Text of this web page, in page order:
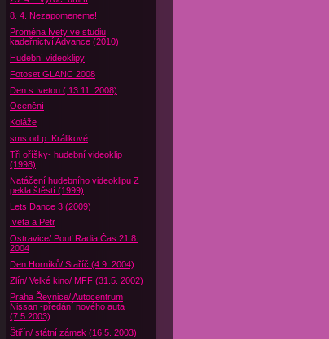
8. 4. Nezapomeneme!
Proměna Ivety ve studiu
kadeřnictví Advance (2010)
Hudební videoklipy
Fotoset GLANC 2008
Den s Ivetou ( 13.11. 2008)
Ocenění
Koláže
sms od p. Králikové
Tři oříšky- hudební videoklip
(1998)
Natáčení hudebního videoklipu Z
pekla štěstí (1999)
Lets Dance 3 (2009)
Iveta a Petr
Ostravice/ Pouť Radia Čas 21.8.
2004
Den Horníků/ Staříč (4.9. 2004)
Zlín/ Velké kino/ MFF (31.5. 2002)
Praha Řevnice/ Autocentrum
Nissan -předání nového auta
(7.5.2003)
Štiřín/ státní zámek (16.5. 2003)